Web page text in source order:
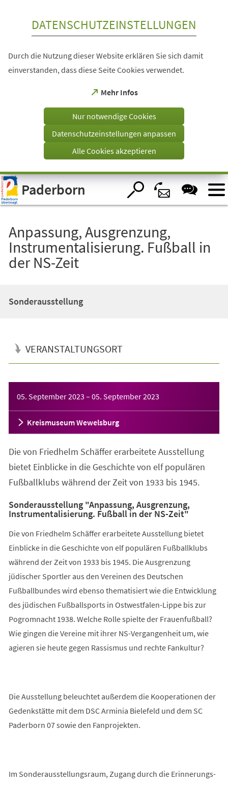
Visuelle
Assistenzsoftware
öffnen.
DATENSCHUTZEINSTELLUNGEN
Durch die Nutzung dieser Website erklären Sie sich damit
einverstanden, dass diese Seite Cookies verwendet.
Mehr Infos
(Öffnet
einem
Tab)
Nur notwendige Cookies
Datenschutzeinstellungen anpassen
Alle Cookies akzeptieren
Paderborn
Anpassung, Ausgrenzung,
Instrumentalisierung. Fußball in
der NS-Zeit
Sonderausstellung
VERANSTALTUNGSORT
05. September 2023 – 05. September 2023
Kreismuseum Wewelsburg
Die von Friedhelm Schäffer erarbeitete Ausstellung
bietet Einblicke in die Geschichte von elf populären
Fußballklubs während der Zeit von 1933 bis 1945.
Sonderausstellung "Anpassung, Ausgrenzung,
Instrumentalisierung. Fußball in der NS-Zeit"
Die von Friedhelm Schäffer erarbeitete Ausstellung bietet
Einblicke in die Geschichte von elf populären Fußballklubs
während der Zeit von 1933 bis 1945. Die Ausgrenzung
jüdischer Sportler aus den Vereinen des Deutschen
Fußballbundes wird ebenso thematisiert wie die Entwicklung
des jüdischen Fußballsports in Ostwestfalen-Lippe bis zur
Pogromnacht 1938. Welche Rolle spielte der Frauenfußball?
Wie gingen die Vereine mit ihrer NS-Vergangenheit um, wie
agieren sie heute gegen Rassismus und rechte Fankultur?
Die Ausstellung beleuchtet außerdem die Kooperationen der
Gedenkstätte mit dem DSC Arminia Bielefeld und dem SC
Paderborn 07 sowie den Fanprojekten.
Im Sonderausstellungsraum, Zugang durch die Erinnerungs-